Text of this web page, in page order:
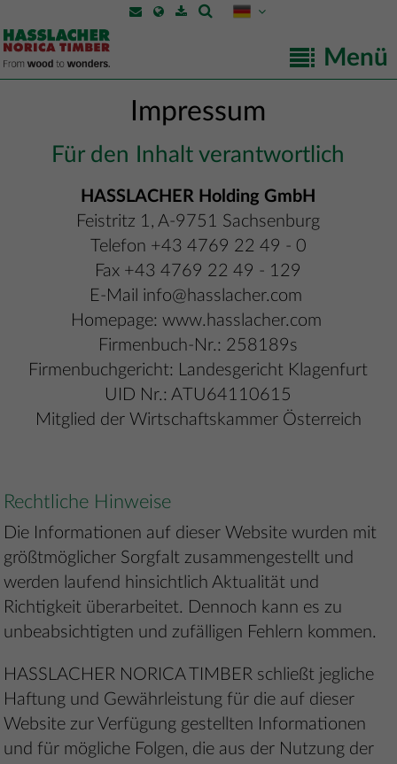
Menü
Impressum
Für den Inhalt verantwortlich
HASSLACHER Holding GmbH
Feistritz 1, A-9751 Sachsenburg
Telefon +43 4769 22 49 - 0
Fax +43 4769 22 49 - 129
E-Mail info@hasslacher.com
Homepage: www.hasslacher.com
Firmenbuch-Nr.: 258189s
Firmenbuchgericht: Landesgericht Klagenfurt
UID Nr.: ATU64110615
Mitglied der Wirtschaftskammer Österreich
Rechtliche Hinweise
Die Informationen auf dieser Website wurden mit
größtmöglicher Sorgfalt zusammengestellt und
werden laufend hinsichtlich Aktualität und
Richtigkeit überarbeitet. Dennoch kann es zu
unbeabsichtigten und zufälligen Fehlern kommen.
HASSLACHER NORICA TIMBER schließt jegliche
Haftung und Gewährleistung für die auf dieser
Website zur Verfügung gestellten Informationen
und für mögliche Folgen, die aus der Nutzung der